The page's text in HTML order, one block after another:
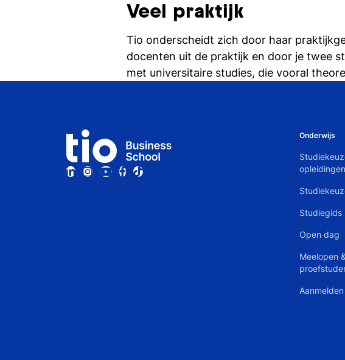
Veel praktijk
Tio onderscheidt zich door haar
docenten uit de praktijk en door je twee
met universitaire studies, die vooral
Onderwijs
opleidingen
Studiegids
Open dag
Meelopen &